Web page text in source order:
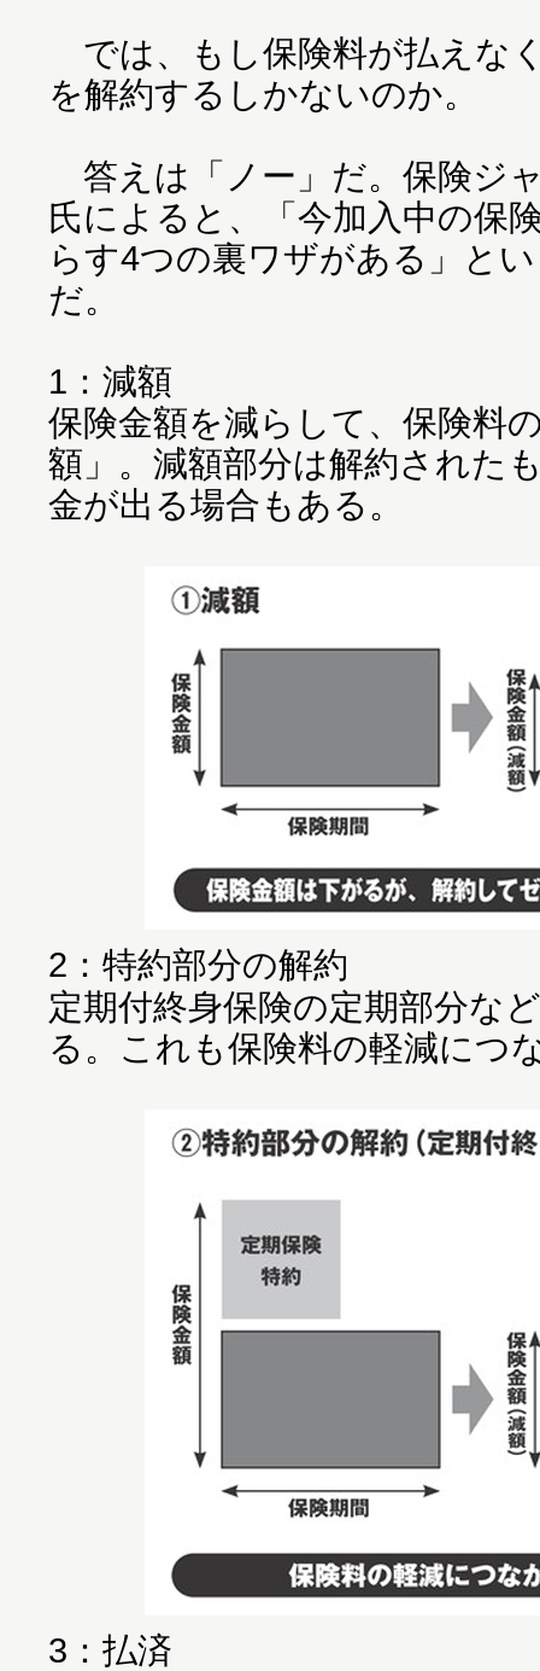
では、もし保険料が払えな
を解約するしかないのか。
答えは「ノー」だ。保険ジ
氏によると、「今加入中の保
らす4つの裏ワザがある」と
だ。
1：減額
保険金額を減らして、保険料
額」。減額部分は解約された
金が出る場合もある。
2：特約部分の解約
定期付終身保険の定期部分な
る。これも保険料の軽減につ
3：払済